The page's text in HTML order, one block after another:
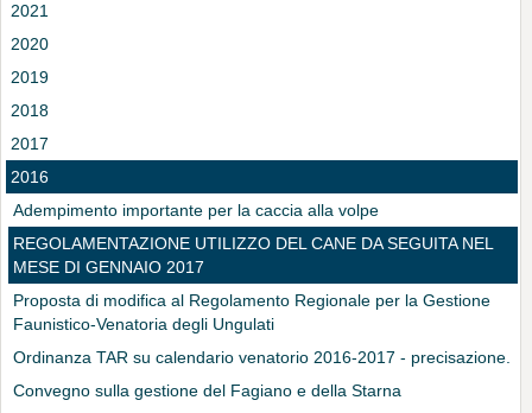
2021
2020
2019
2018
2017
2016
Adempimento importante per la caccia alla volpe
REGOLAMENTAZIONE UTILIZZO DEL CANE DA SEGUITA NEL
MESE DI GENNAIO 2017
Proposta di modifica al Regolamento Regionale per la Gestione
Faunistico-Venatoria degli Ungulati
Ordinanza TAR su calendario venatorio 2016-2017 - precisazione.
Convegno sulla gestione del Fagiano e della Starna